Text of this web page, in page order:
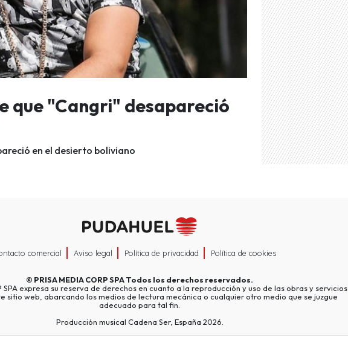
que "Cangri" desapareció
en el desierto boliviano
comercial Aviso legal Política de privacidad Política de cookies
© PRISA MEDIA CORP SPATodos los derechos reservados.
SPA expresa su reserva de derechos en cuanto a la reproducción y uso de las obras y servicios
sitio web, abarcando los medios de lectura mecánica o cualquier otro medio que se juzgue
adecuado para tal fin.
Producción musical Cadena Ser, España 2026.